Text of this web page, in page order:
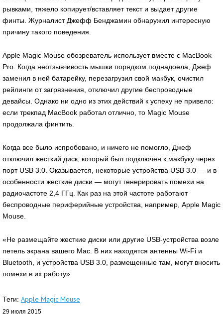
рывками, тяжело копирует/вставляет текст и выдает другие
финты. Журналист Джефф Бенджамин обнаружил интересную
причину такого поведения.
Apple Magic Mouse обозреватель использует вместе с MacBook
Pro. Когда неотзывчивость мышки порядком поднадоела, Джеф
заменил в ней батарейку, перезагрузил свой макбук, очистил
рейлинги от загрязнения, отключил другие беспроводные
девайсы. Однако ни одно из этих действий к успеху не привело:
если трекпад MacBook работал отлично, то Magic Mouse
продолжала финтить.
Когда все было испробовано, и ничего не помогло, Джеф
отключил жесткий диск, который был подключен к макбуку через
порт USB 3.0. Оказывается, некоторые устройства USB 3.0 — и в
особенности жесткие диски — могут генерировать помехи на
радиочастоте 2,4 ГГц. Как раз на этой частоте работают
беспроводные периферийные устройства, например, Apple Magic
Mouse.
«Не размещайте жесткие диски или другие USB-устройства возле
петель экрана вашего Мас. В них находятся антенны Wi-Fi и
Bluetooth, и устройства USB 3.0, размещенные там, могут вносить
помехи в их работу».
Теги: Apple Magic Mouse
29 июля 2015